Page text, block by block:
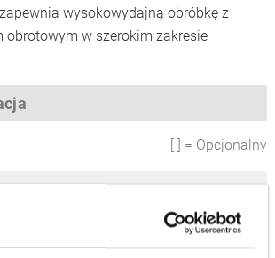
wysokowydajną obróbkę z
obrotowym w szerokim zakresie
[ ] = Opcjonalny